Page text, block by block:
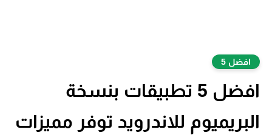
افضل 5
افضل 5 تطبيقات بنسخة
البريميوم للاندرويد توفر مميزات